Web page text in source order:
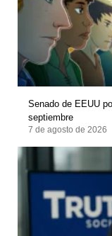
Senado de EEUU
septiembre
7 de agosto de 2026